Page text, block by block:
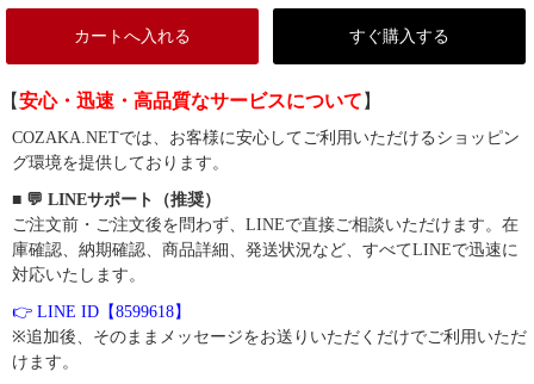
カートへ入れる すぐ購入する
【安心・迅速・高品質なサービスについて 】
COZAKA.NETでは、お客様に安心してご利用いただけるショッピン
グ環境を提供しております。
■ 💬 LINEサポート（推奨）
ご注文前・ご注文後を問わず、LINEで直接ご相談いただけます。在
庫確認、納期確認、商品詳細、発送状況など、すべてLINEで迅速に
対応いたします。
👉 LINE ID【8599618】
※追加後、そのままメッセージをお送りいただくだけでご利用いただ
けます。